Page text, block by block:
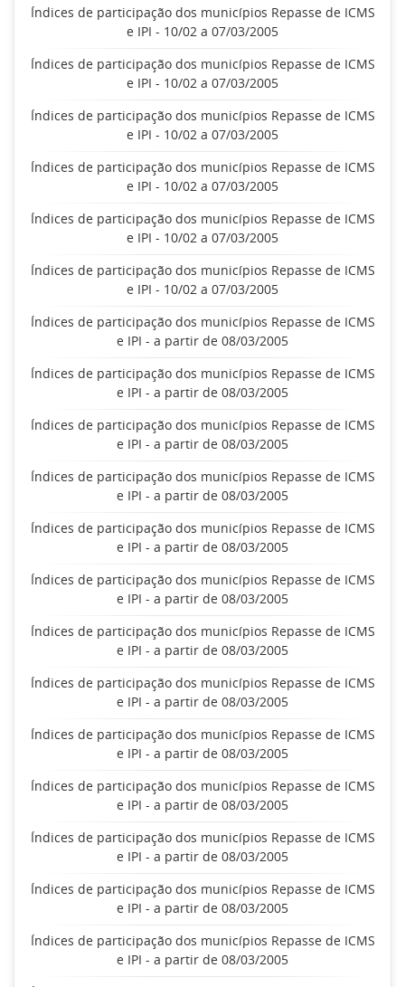
Índices de participação dos municípios Repasse de ICMS
e IPI - 10/02 a 07/03/2005
Índices de participação dos municípios Repasse de ICMS
e IPI - 10/02 a 07/03/2005
Índices de participação dos municípios Repasse de ICMS
e IPI - 10/02 a 07/03/2005
Índices de participação dos municípios Repasse de ICMS
e IPI - 10/02 a 07/03/2005
Índices de participação dos municípios Repasse de ICMS
e IPI - 10/02 a 07/03/2005
Índices de participação dos municípios Repasse de ICMS
e IPI - 10/02 a 07/03/2005
Índices de participação dos municípios Repasse de ICMS
e IPI - a partir de 08/03/2005
Índices de participação dos municípios Repasse de ICMS
e IPI - a partir de 08/03/2005
Índices de participação dos municípios Repasse de ICMS
e IPI - a partir de 08/03/2005
Índices de participação dos municípios Repasse de ICMS
e IPI - a partir de 08/03/2005
Índices de participação dos municípios Repasse de ICMS
e IPI - a partir de 08/03/2005
Índices de participação dos municípios Repasse de ICMS
e IPI - a partir de 08/03/2005
Índices de participação dos municípios Repasse de ICMS
e IPI - a partir de 08/03/2005
Índices de participação dos municípios Repasse de ICMS
e IPI - a partir de 08/03/2005
Índices de participação dos municípios Repasse de ICMS
e IPI - a partir de 08/03/2005
Índices de participação dos municípios Repasse de ICMS
e IPI - a partir de 08/03/2005
Índices de participação dos municípios Repasse de ICMS
e IPI - a partir de 08/03/2005
Índices de participação dos municípios Repasse de ICMS
e IPI - a partir de 08/03/2005
Índices de participação dos municípios Repasse de ICMS
e IPI - a partir de 08/03/2005